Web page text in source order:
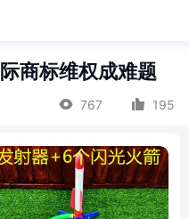
商标维权成难题
767 195